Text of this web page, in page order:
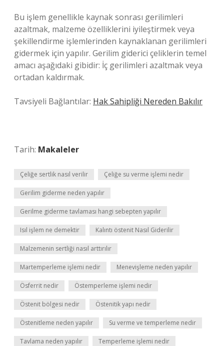
Bu işlem genellikle kaynak sonrası gerilimleri
azaltmak, malzeme özelliklerini iyileştirmek veya
şekillendirme işlemlerinden kaynaklanan gerilimleri
gidermek için yapılır. Gerilim giderici çeliklerin temel
amacı aşağıdaki gibidir: İç gerilimleri azaltmak veya
ortadan kaldırmak.
Tavsiyeli Bağlantılar: Hak Sahipliği Nereden Bakılır
Tarih: Makaleler
Çeliğe sertlik nasıl verilir Çeliğe su verme işlemi nedir
Gerilim giderme neden yapılır
Gerilme giderme tavlaması hangi sebepten yapılır
Isıl işlem ne demektir Kalıntı östenit Nasıl Giderilir
Malzemenin sertliği nasıl arttırılır
Martemperleme işlemi nedir Menevişleme neden yapılır
Ösferrit nedir Östemperleme işlemi nedir
Östenit bölgesi nedir Östenitik yapı nedir
Östenitleme neden yapılır Su verme ve temperleme nedir
Tavlama neden yapılır Temperleme işlemi nedir